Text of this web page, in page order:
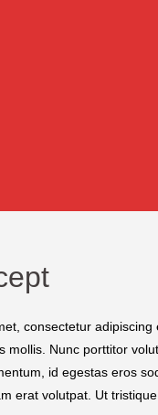
consectetur
mollis. Nunc porttitor
id egestas eros
erat volutpat. Ut